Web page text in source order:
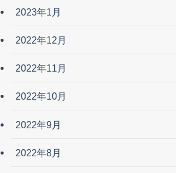
2023年1月
2022年12月
2022年11月
2022年10月
2022年9月
2022年8月